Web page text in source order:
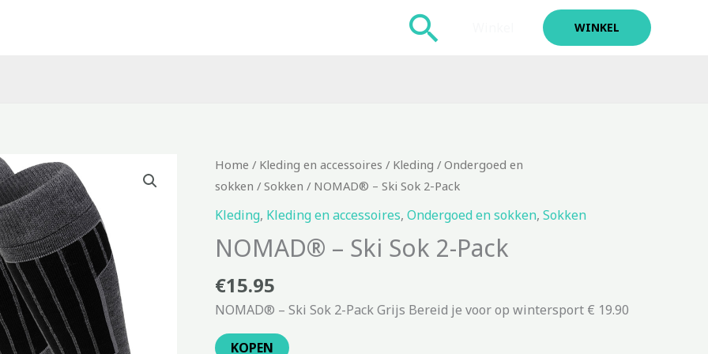
Zoeken WINKEL
Home / Kleding en accessoires / Kleding / Ondergoed en
sokken / Sokken / NOMAD® – Ski Sok 2-Pack
Kleding, Kleding en accessoires, Ondergoed en sokken, Sokken
NOMAD® – Ski Sok 2-Pack
€15.95
NOMAD® – Ski Sok 2-Pack Grijs Bereid je voor op wintersport € 19.90
KOPEN